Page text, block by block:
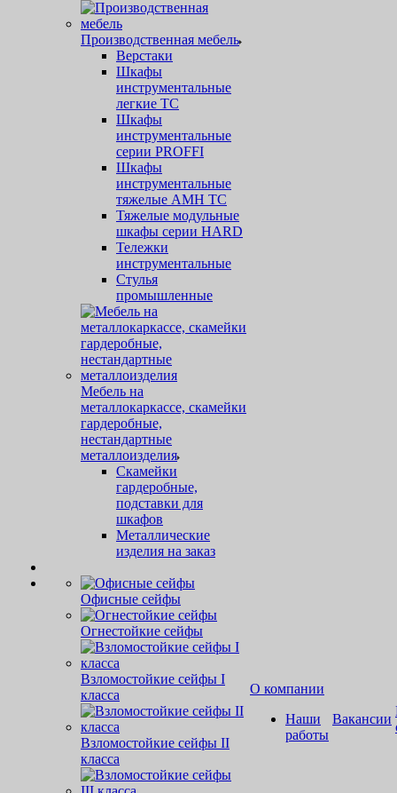
Производственная мебель
Верстаки
Шкафы
инструментальные
легкие ТС
Шкафы
инструментальные
серии PROFFI
Шкафы
инструментальные
тяжелые AMH TC
Тяжелые модульные
шкафы серии HARD
Тележки
инструментальные
Стулья
промышленные
Мебель на
металлокаркассе, скамейки
гардеробные,
нестандартные
металлоизделия
Скамейки
гардеробные,
подставки для
шкафов
Металлические
изделия на заказ
Офисные сейфы
Огнестойкие сейфы
Взломостойкие сейфы I
класса
Взломостойкие сейфы II
класса
О компании
Наши
работы
Вакансии